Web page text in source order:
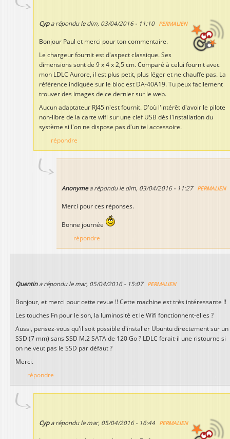
Cypa répondu le dim, 03/04/2016 - 11:10 PERMALIEN
Bonjour Paul et merci pour ton commentaire.
Le chargeur fournit est d'aspect classique. Ses
dimensions sont de 9 x 4 x 2,5 cm. Comparé à celui fournit avec
mon LDLC Aurore, il est plus petit, plus léger et ne chauffe pas. La
référence indiquée sur le bloc est DA-40A19. Tu peux facilement
trouver des images de ce dernier sur le web.
Aucun adaptateur RJ45 n'est fournit. D'où l'intérêt d'avoir le pilote
non-libre de la carte wifi sur une clef USB dès l'installation du
système si l'on ne dispose pas d'un tel accessoire.
répondre
Anonymea répondu le dim, 03/04/2016 - 11:27 PERMALIEN
Merci pour ces réponses.
Bonne journée
répondre
Quentina répondu le mar, 05/04/2016 - 15:07 PERMALIEN
Bonjour, et merci pour cette revue !! Cette machine est très intéressante !!
Les touches Fn pour le son, la luminosité et le Wifi fonctionnent-elles ?
Aussi, pensez-vous qu'il soit possible d'installer Ubuntu directement sur un
SSD (7 mm) sans SSD M.2 SATA de 120 Go ? LDLC ferait-il une ristourne si
on ne veut pas le SSD par défaut ?
Merci.
répondre
Cypa répondu le mar, 05/04/2016 - 16:44 PERMALIEN